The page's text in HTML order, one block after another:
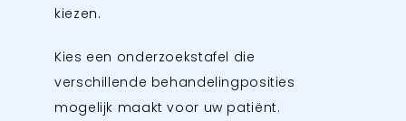
kiezen.
Kies een onderzoekstafel die
verschillende behandelingposities
mogelijk maakt voor uw patiënt.